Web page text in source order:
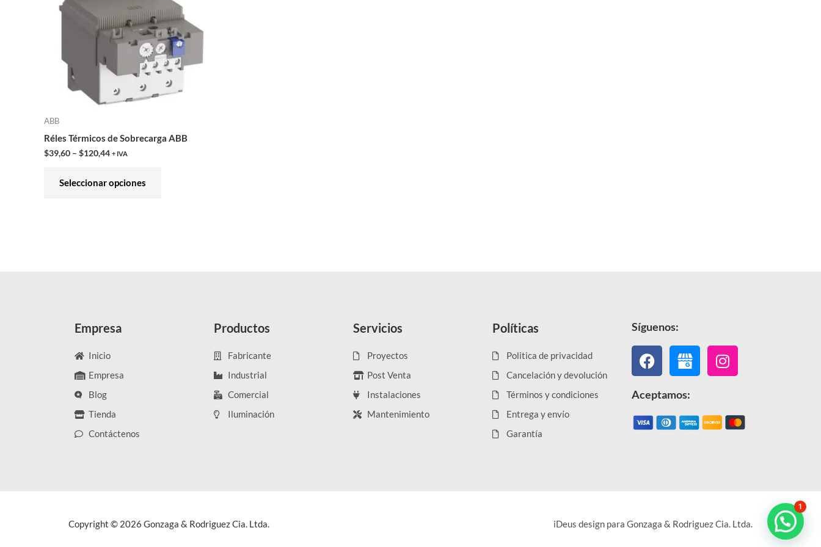
ABB
Réles Térmicos de Sobrecarga ABB
$39,60 – $120,44 + IVA
Seleccionar opciones
variantes.
Las
opciones
se
pueden
elegir
página
Empresa
Inicio
Empresa
Blog
Tienda
Contáctenos
Productos
Fabricante
Industrial
Comercial
Iluminación
Servicios
Proyectos
Post Venta
Instalaciones
Mantenimiento
Políticas
Politica de privacidad
Cancelación y devolución
Términos y condiciones
Entrega y envío
Garantía
Síguenos:
Facebook Instagram
Aceptamos:
Copyright © 2026 Gonzaga & Rodriguez Cia. Ltda. iDeus design para Gonzaga & Rodriguez Cia. Ltda.
1